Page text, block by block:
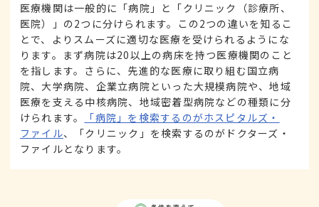
医療機関は一般的に「病院」と「クリニック（診療所、
医院）」の2つに分けられます。この2つの違いを知るこ
とで、よりスムーズに適切な医療を受けられるようにな
ります。まず病院は20以上の病床を持つ医療機関のこと
を指します。さらに、先進的な医療に取り組む国立病
院、大学病院、企業立病院といった大規模病院や、地域
医療を支える中核病院、地域密着型病院などの種類に分
けられます。
「病院」を検索するのがホスピタルズ・
ファイル、「クリニック」を検索するのがドクターズ・
ファイルとなります。